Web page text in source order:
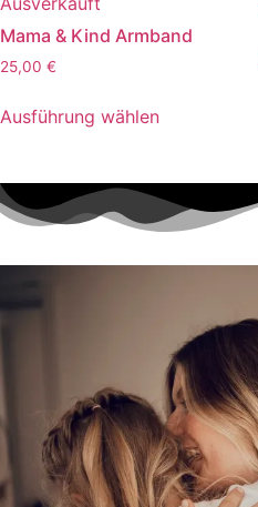
Mama & Kind Armband
25,00 €
Ausführung wählen